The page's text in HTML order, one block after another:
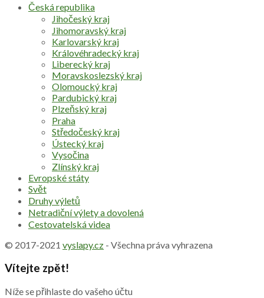
Česká republika
Jihočeský kraj
Jihomoravský kraj
Karlovarský kraj
Královéhradecký kraj
Liberecký kraj
Moravskoslezský kraj
Olomoucký kraj
Pardubický kraj
Plzeňský kraj
Praha
Středočeský kraj
Ústecký kraj
Vysočina
Zlínský kraj
Evropské státy
Svět
Druhy výletů
Netradiční výlety a dovolená
Cestovatelská videa
© 2017-2021 vyslapy.cz - Všechna práva vyhrazena
Vítejte zpět!
Níže se přihlaste do vašeho účtu